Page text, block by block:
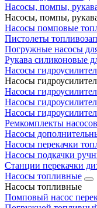
Насосы, помпы,
Насосы, помпы,
Насосы помповые
Пистолеты
Погружные насосы
Рукава силиконовые
Насосы
Насосы
Насосы
Насосы
Насосы
Ремкомплекты
Насосы
Насосы перекачки
Насосы подкачки
Станции перекачки
Насосы топливные
Насосы топливные
Помповый насос